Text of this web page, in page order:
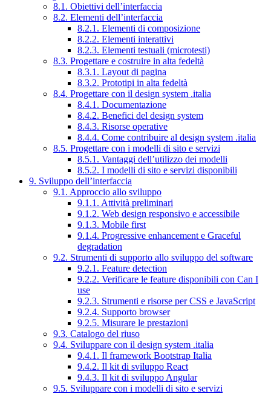
8.1. Obiettivi dell’interfaccia
8.2. Elementi dell’interfaccia
8.2.1. Elementi di composizione
8.2.2. Elementi interattivi
8.2.3. Elementi testuali (microtesti)
8.3. Progettare e costruire in alta fedeltà
8.3.1. Layout di pagina
8.3.2. Prototipi in alta fedeltà
8.4. Progettare con il design system .italia
8.4.1. Documentazione
8.4.2. Benefici del design system
8.4.3. Risorse operative
8.4.4. Come contribuire al design system .italia
8.5. Progettare con i modelli di sito e servizi
8.5.1. Vantaggi dell’utilizzo dei modelli
8.5.2. I modelli di sito e servizi disponibili
9. Sviluppo dell’interfaccia
9.1. Approccio allo sviluppo
9.1.1. Attività preliminari
9.1.2. Web design responsivo e accessibile
9.1.3. Mobile first
9.1.4. Progressive enhancement e Graceful
degradation
9.2. Strumenti di supporto allo sviluppo del software
9.2.1. Feature detection
9.2.2. Verificare le feature disponibili con Can I
use
9.2.3. Strumenti e risorse per CSS e JavaScript
9.2.4. Supporto browser
9.2.5. Misurare le prestazioni
9.3. Catalogo del riuso
9.4. Sviluppare con il design system .italia
9.4.1. Il framework Bootstrap Italia
9.4.2. Il kit di sviluppo React
9.4.3. Il kit di sviluppo Angular
9.5. Sviluppare con i modelli di sito e servizi